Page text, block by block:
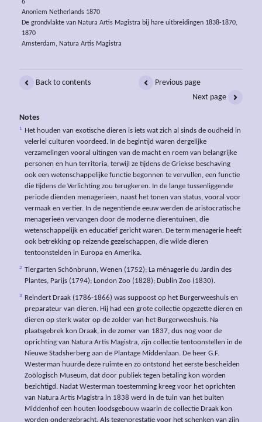
6
Anoniem Netherlands 1870
De grondvlakte van Natura Artis Magistra bij hare uitbreidingen 1838-1870,
1870
Amsterdam, Natura Artis Magistra
Back to contents
Previous page
Next page
Notes
1
Het houden van exotische dieren is iets wat zich al sinds de oudheid in
velerlei culturen voordeed. In de begintijd waren dergelijke
verzamelingen vooral uitingen van de macht en roem van belangrijke
personen en hun territoria, terwijl ze tijdens de Griekse beschaving
ook een wetenschappelijke functie begonnen te vervullen, een functie
die tijdens de Verlichting zou terugkeren. In de lange tussenliggende
periode dienden menagerieën, naast het tonen van status, vooral voor
vermaak en vertier. In de negentiende eeuw werden de aristocratische
menagerieën vervangen door de moderne dierentuinen, die
wetenschappelijk en educatief gericht waren. De term menagerie heeft
ook betrekking op reizende gezelschappen, die wilde dieren
tentoonstelden in Europa en Amerika.
2 Tiergarten Schönbrunn, Wenen (1752); La ménagerie du Jardin des
Plantes, Parijs (1794); London Zoo (1828); Dublin Zoo (1830).
3
Reindert Draak (1786-1866) was suppoost op het Burgerweeshuis en
preparateur van dieren. Hij had een grote collectie opgezette dieren en
dieren op sterk water op de zolder van het Burgerweeshuis. Na
plaatsgebrek kon Draak, in de zomer van 1837, dus nog voor de
oprichting van Natura Artis Magistra, zijn collectie tentoonstellen in de
Nieuwe Stadsherberg aan de Plantage Middenlaan. De heer G.F.
Westerman huurde deze ruimte en zo ontstond het eerste bescheiden
Zoölogisch Museum, dat door publiek tegen betaling kon worden
bezichtigd. Nadat Westerman toestemming kreeg voor het oprichten
van Natura Artis Magistra in 1838 werd in de tuin van het buiten
Middenhof een houten loodsgebouw waarin de collectie Draak kon
worden ondergebracht. Als tegenprestatie voor het schenken van zijn